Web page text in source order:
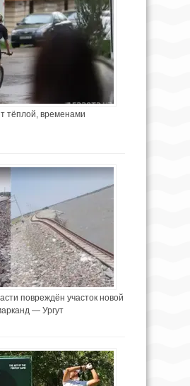
тёплой, временами
повреждён участок новой
— Ургут